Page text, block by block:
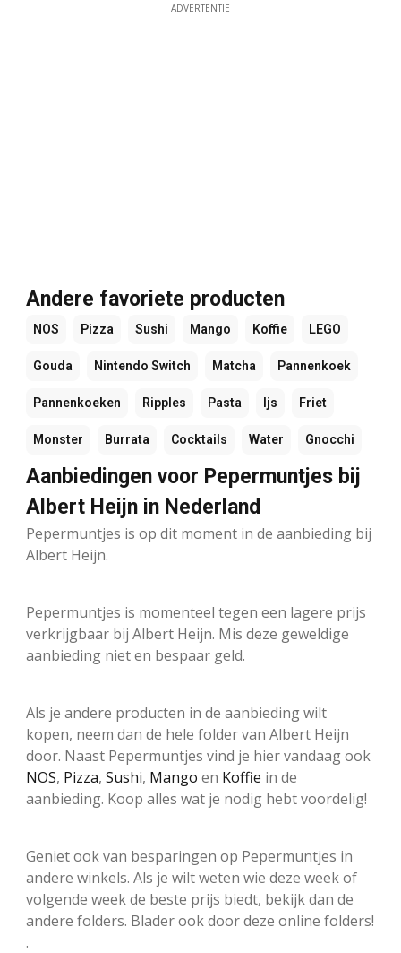
ADVERTENTIE
Andere favoriete producten
NOS Pizza Sushi Mango Koffie LEGO
Gouda Nintendo Switch Matcha Pannenkoek
Pannenkoeken Ripples Pasta Ijs Friet
Monster Burrata Cocktails Water Gnocchi
Aanbiedingen voor Pepermuntjes bij
Albert Heijn in Nederland
Pepermuntjes is op dit moment in de aanbieding bij
Albert Heijn.
Pepermuntjes is momenteel tegen een lagere prijs
verkrijgbaar bij Albert Heijn. Mis deze geweldige
aanbieding niet en bespaar geld.
Als je andere producten in de aanbieding wilt
kopen, neem dan de hele folder van Albert Heijn
door. Naast Pepermuntjes vind je hier vandaag ook
NOS, Pizza, Sushi, Mango en Koffie in de
aanbieding. Koop alles wat je nodig hebt voordelig!
Geniet ook van besparingen op Pepermuntjes in
andere winkels. Als je wilt weten wie deze week of
volgende week de beste prijs biedt, bekijk dan de
andere folders. Blader ook door deze online folders!
.